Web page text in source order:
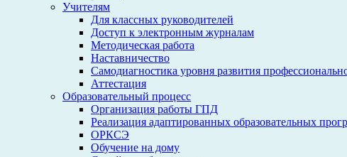
Учителям
Для классных руководителей
Доступ к электронным журналам
Методическая работа
Наставничество
Самодиагностика уровня развития
Аттестация
Образовательный процесс
Организация работы ГПД
Реализация адаптированных образовательных
ОРКСЭ
Обучение на дому